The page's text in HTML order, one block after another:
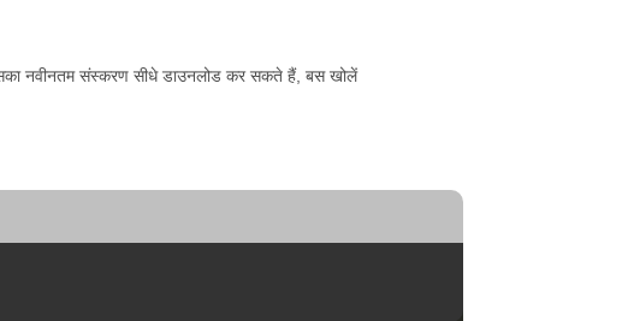
नवीनतम संस्करण सीधे डाउनलोड कर सकते हैं, बस खोलें